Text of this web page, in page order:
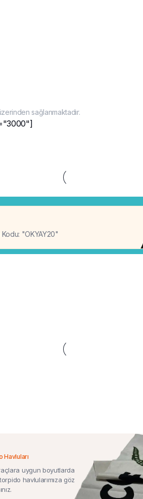
sağlanmaktadır.
"OKYAY20"
%20
Havluları
uygun boyutlarda
havlularımıza göz